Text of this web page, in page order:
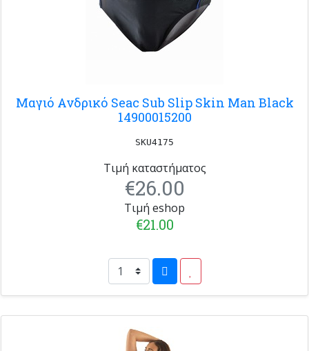
Μαγιό Ανδρικό Seac Sub Slip Skin Man Black
14900015200
SKU4175
Τιμή καταστήματος
€26.00
Τιμή eshop
€21.00